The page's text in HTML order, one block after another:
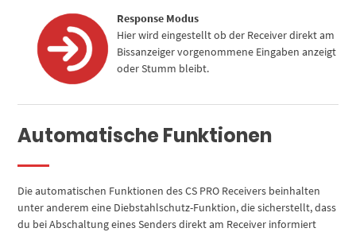
Response Modus
Hier wird eingestellt ob der Receiver direkt am
Bissanzeiger vorgenommene Eingaben anzeigt
oder Stumm bleibt.
Automatische Funktionen
Die automatischen Funktionen des CS PRO Receivers beinhalten
unter anderem eine Diebstahlschutz-Funktion, die sicherstellt, dass
du bei Abschaltung eines Senders direkt am Receiver informiert